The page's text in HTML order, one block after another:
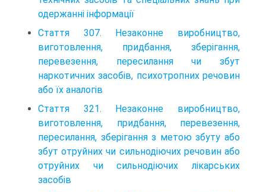
одержанні інформації
Стаття 307. Незаконне виробництво,
виготовлення, придбання, зберігання,
перевезення, пересилання чи збут
наркотичних засобів, психотропних речовин
або їх аналогів
Стаття 321. Незаконне виробництво,
виготовлення, придбання, перевезення,
пересилання, зберігання з метою збуту або
збут отруйних чи сильнодіючих речовин або
отруйних чи сильнодіючих лікарських
засобів